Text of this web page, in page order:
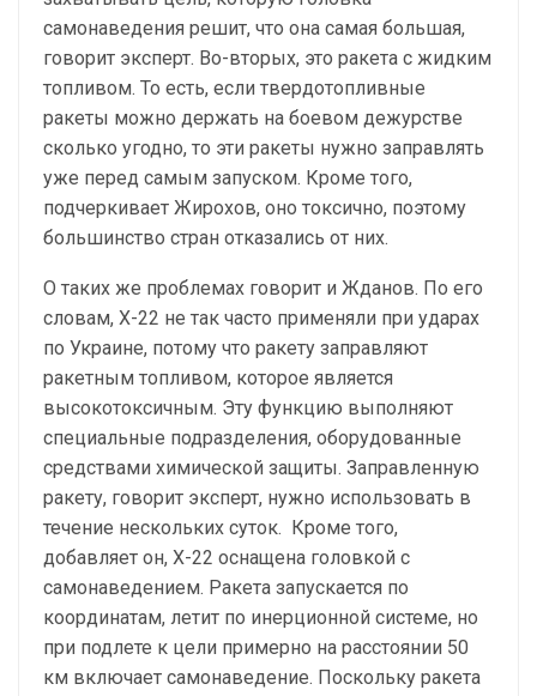
самонаведения решит, что она самая большая,
говорит эксперт. Во-вторых, это ракета с жидким
топливом. То есть, если твердотопливные
ракеты можно держать на боевом дежурстве
сколько угодно, то эти ракеты нужно заправлять
уже перед самым запуском. Кроме того,
подчеркивает Жирохов, оно токсично, поэтому
большинство стран отказались от них.
О таких же проблемах говорит и Жданов. По его
словам, Х-22 не так часто применяли при ударах
по Украине, потому что ракету заправляют
ракетным топливом, которое является
высокотоксичным. Эту функцию выполняют
специальные подразделения, оборудованные
средствами химической защиты. Заправленную
ракету, говорит эксперт, нужно использовать в
течение нескольких суток. Кроме того,
добавляет он, Х-22 оснащена головкой с
самонаведением. Ракета запускается по
координатам, летит по инерционной системе, но
при подлете к цели примерно на расстоянии 50
км включает самонаведение. Поскольку ракета